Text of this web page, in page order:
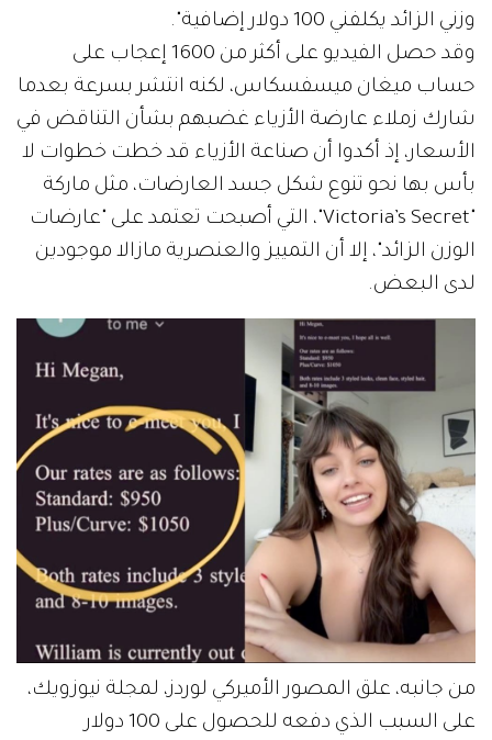
وزني الزائد يكلفني 100 دولار إضافية".
وقد حصل الفيديو على أكثر من 1600 إعجاب على
حساب ميغان ميسفسكاس، لكنه انتشر بسرعة بعدما
شارك زملاء عارضة الأزياء غضبهم بشأن التناقض في
الأسعار، إذ أكدوا أن صناعة الأزياء قد خطت خطوات لا
بأس بها نحو تنوع شكل جسد العارضات، مثل ماركة
"Victoria’s Secret"، التي أصبحت تعتمد على "عارضات
الوزن الزائد"، إلا أن التمييز والعنصرية مازالا موجودين
لدى البعض.
من جانبه، علق المصور الأميركي لوردز، لمجلة نيوزويك،
على السبب الذي دفعه للحصول على 100 دولار